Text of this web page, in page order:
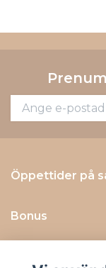
Öppettider på
Bonus